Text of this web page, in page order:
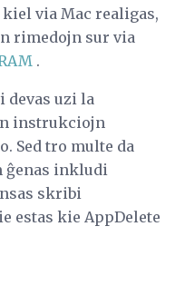
via Mac realigas,
rimedojn sur via
.
devas uzi la
instrukciojn
Sed tro multe da
ĝenas inkludi
skribi
estas kie AppDelete